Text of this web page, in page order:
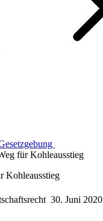
für Kohleausstieg
Kohleausstieg
30. Juni 2020